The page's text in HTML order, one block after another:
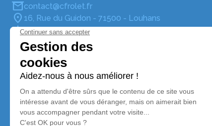
contact@cfrolet.fr
16, Rue du Guidon - 71500 - Louhans
4.8/5 - 85 avis
Marbrerie Louhannaise
03 85 76 00 26
marbrerie.louhans@servicesfuneraire.fr
13, Rue d'Alsace - 71500 - Louhans